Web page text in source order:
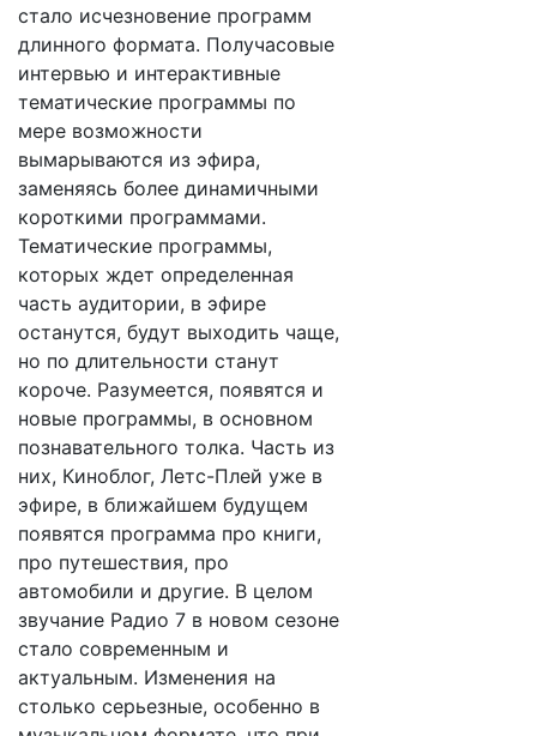
стало исчезновение программ
длинного формата. Получасовые
интервью и интерактивные
тематические программы по
мере возможности
вымарываются из эфира,
заменяясь более динамичными
короткими программами.
Тематические программы,
которых ждет определенная
часть аудитории, в эфире
останутся, будут выходить чаще,
но по длительности станут
короче. Разумеется, появятся и
новые программы, в основном
познавательного толка. Часть из
них, Киноблог, Летс-Плей уже в
эфире, в ближайшем будущем
появятся программа про книги,
про путешествия, про
автомобили и другие. В целом
звучание Радио 7 в новом сезоне
стало современным и
актуальным. Изменения на
столько серьезные, особенно в